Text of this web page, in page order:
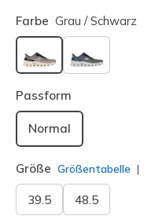
Farbe Grau / Schwarz
ausgewählt
Passform
Normal
Größe Größentabelle
39.5 48.5